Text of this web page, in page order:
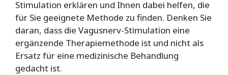
Stimulation erklären und Ihnen dabei helfen, die
für Sie geeignete Methode zu finden. Denken Sie
daran, dass die Vagusnerv-Stimulation eine
ergänzende Therapiemethode ist und nicht als
Ersatz für eine medizinische Behandlung
gedacht ist.